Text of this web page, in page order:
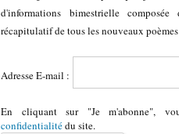
d'informations bimestrielle
récapitulatif de tous les nouveaux
Adresse E-mail :
En cliquant sur "Je m'abonne",
confidentialitédu site.